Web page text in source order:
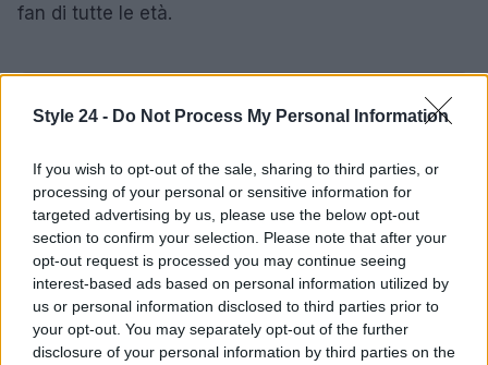
Style 24 - Do Not Process My Personal Information
If you wish to opt-out of the sale, sharing to third parties, or
processing of your personal or sensitive information for
targeted advertising by us, please use the below opt-out
section to confirm your selection. Please note that after your
opt-out request is processed you may continue seeing
interest-based ads based on personal information utilized by
us or personal information disclosed to third parties prior to
your opt-out. You may separately opt-out of the further
disclosure of your personal information by third parties on the
fan di tutte le età.
Staff